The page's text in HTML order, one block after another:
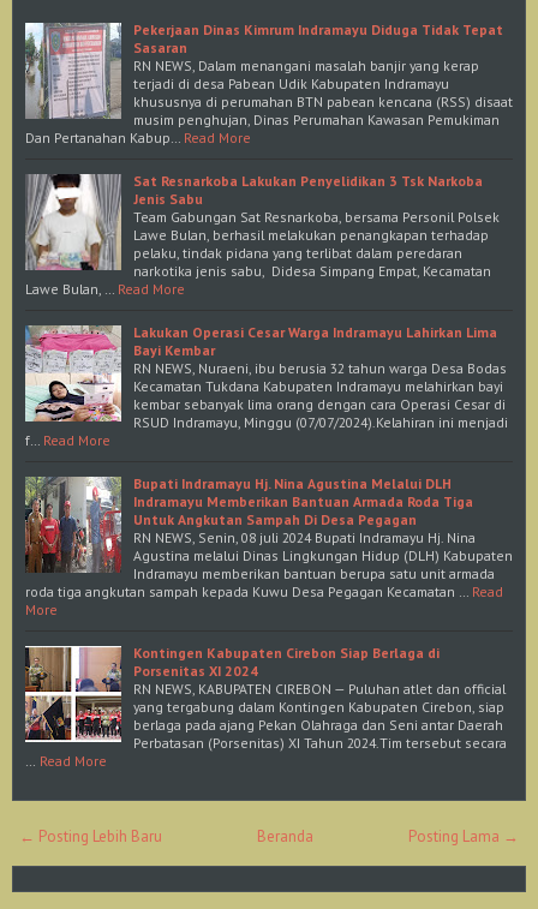
Pekerjaan Dinas Kimrum Indramayu Diduga Tidak Tepat
Sasaran
RN NEWS, Dalam menangani masalah banjir yang kerap
terjadi di desa Pabean Udik Kabupaten Indramayu
khususnya di perumahan BTN pabean kencana (RSS) disaat
musim penghujan, Dinas Perumahan Kawasan Pemukiman
Dan Pertanahan Kabup… Read More
Sat Resnarkoba Lakukan Penyelidikan 3 Tsk Narkoba
Jenis Sabu
Team Gabungan Sat Resnarkoba, bersama Personil Polsek
Lawe Bulan, berhasil melakukan penangkapan terhadap
pelaku, tindak pidana yang terlibat dalam peredaran
narkotika jenis sabu, Didesa Simpang Empat, Kecamatan
Lawe Bulan, … Read More
Lakukan Operasi Cesar Warga Indramayu Lahirkan Lima
Bayi Kembar
RN NEWS, Nuraeni, ibu berusia 32 tahun warga Desa Bodas
Kecamatan Tukdana Kabupaten Indramayu melahirkan bayi
kembar sebanyak lima orang dengan cara Operasi Cesar di
RSUD Indramayu, Minggu (07/07/2024).Kelahiran ini menjadi
f… Read More
Bupati Indramayu Hj. Nina Agustina Melalui DLH
Indramayu Memberikan Bantuan Armada Roda Tiga
Untuk Angkutan Sampah Di Desa Pegagan
RN NEWS, Senin, 08 juli 2024 Bupati Indramayu Hj. Nina
Agustina melalui Dinas Lingkungan Hidup (DLH) Kabupaten
Indramayu memberikan bantuan berupa satu unit armada
roda tiga angkutan sampah kepada Kuwu Desa Pegagan Kecamatan … Read
More
Kontingen Kabupaten Cirebon Siap Berlaga di
Porsenitas XI 2024
RN NEWS, KABUPATEN CIREBON — Puluhan atlet dan official
yang tergabung dalam Kontingen Kabupaten Cirebon, siap
berlaga pada ajang Pekan Olahraga dan Seni antar Daerah
Perbatasan (Porsenitas) XI Tahun 2024.Tim tersebut secara
… Read More
← Posting Lebih Baru Posting Lama →
Beranda